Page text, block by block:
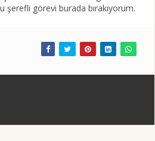
görevi burada bırakıyorum.